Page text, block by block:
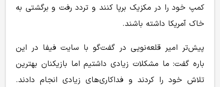
کمپ خود را در مکزیک برپا کنند و تردد رفت و برگشتی به
خاک آمریکا داشته باشند.
پیش‌تر امیر قلعه‌نویی در گفت‌گو با سایت فیفا در این
باره گفت: ما مشکلات زیادی داشتیم اما بازیکنان بهترین
تلاش خود را کردند و فداکاری‌های زیادی انجام دادند.